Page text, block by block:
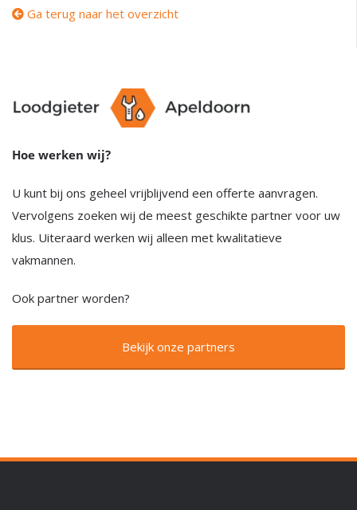
Ga terug naar het overzicht
Hoe werken wij?
U kunt bij ons geheel vrijblijvend een offerte aanvragen.
Vervolgens zoeken wij de meest geschikte partner voor uw
klus. Uiteraard werken wij alleen met kwalitatieve
vakmannen.
Ook partner worden?
Bekijk onze partners